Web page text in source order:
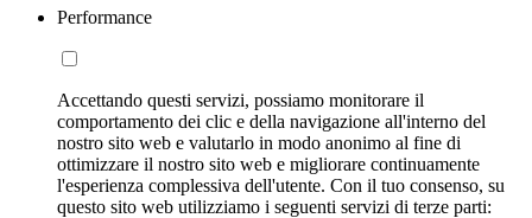
Performance
Accettando questi servizi, possiamo monitorare il
comportamento dei clic e della navigazione all'interno del
nostro sito web e valutarlo in modo anonimo al fine di
ottimizzare il nostro sito web e migliorare continuamente
l'esperienza complessiva dell'utente. Con il tuo consenso, su
questo sito web utilizziamo i seguenti servizi di terze parti: